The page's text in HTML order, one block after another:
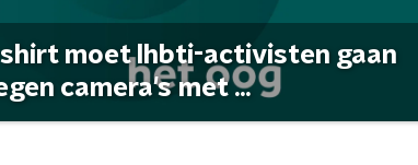
moet lhbti-activisten gaan
camera's met ...